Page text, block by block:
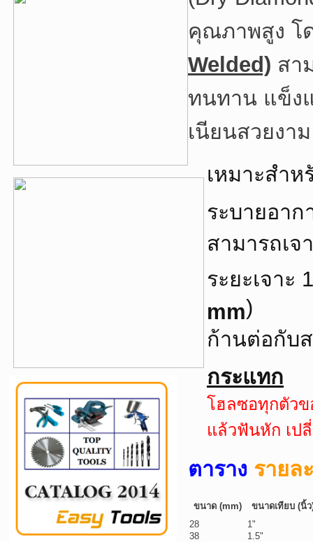
คุณภาพสูง โ
Welded) สา
ทนทาน แข็งแ
เนียนสวยงาม
เหมาะสำ
ระบายอาก
สามารถเ
ระยะเจาะ
mm)
ก้านต่อกับ
กระแทก
โฮลซอทุกตัวข
แล้วฟันหัก เป
ตาราง รายล
ขนาด (mm)
ขนาดเทียบ (นิ้ว
28
1"
38
1.5"